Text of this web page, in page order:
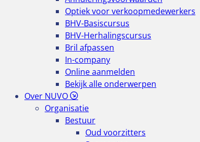
Optiek voor verkoopmedewerkers
BHV-Basiscursus
BHV-Herhalingscursus
Bril afpassen
In-company
Online aanmelden
Bekijk alle onderwerpen
Over NUVO
Organisatie
Bestuur
Oud voorzitters